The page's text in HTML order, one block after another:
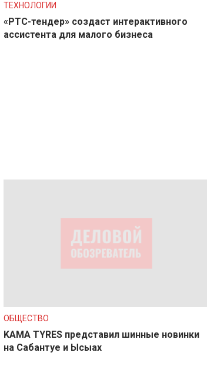
ТЕХНОЛОГИИ
«РТС-тендер» создаст интерактивного
ассистента для малого бизнеса
ОБЩЕСТВО
KAMA TYRES представил шинные новинки
на Сабантуе и Ысыах